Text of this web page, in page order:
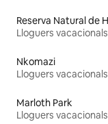
Lloguers vacacionals
Nkomazi
Lloguers vacacionals
Marloth Park
Lloguers vacacionals